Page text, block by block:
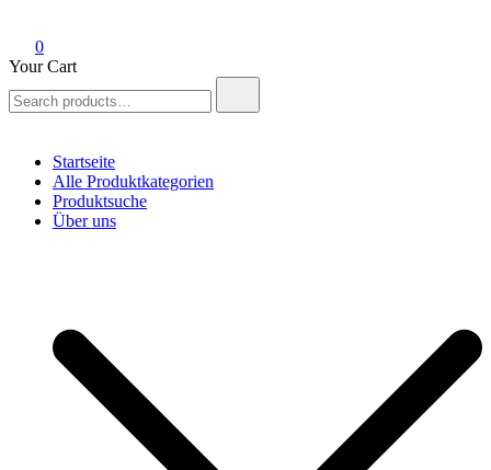
0
Your Cart
for:
Startseite
Alle Produktkategorien
Produktsuche
Über uns